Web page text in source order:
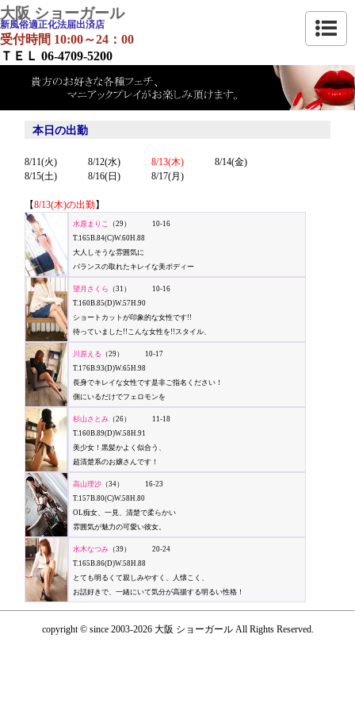
大阪 ショーガール
新風俗適正化法届出済店
受付時間 10:00～24：00
ＴＥＬ 06-4709-5200
本日の出勤
8/11(火) 8/12(水) 8/13(木)
8/14(金)
8/15(土)
8/16(日) 8/17(月)
【8/13(木)の出勤】
水原まりこ
（29） 10-16
T.165B.84(C)W.60H.88
大人しそうな雰囲気に
バランスの取れたキレイな美ボディー
望月さくら （31） 10-16
T.160B.85(D)W.57H.90
ショートカットが印象的な女性です!!
待っていました!!こんな女性を!!スタイル、
川原える （29） 10-17
T.176B.93(D)W.65H.98
長身でキレイな女性です是非ご指名ください！
側にいるだけでフェロモンを
杉山さとみ （26） 11-18
T.160B.89(D)W.58H.91
美少女！黒髪かよく似合う、
超清楚系のお嬢さんです！
高山理沙 （34） 16-23
T.157B.80(C)W.58H.80
OL痴女、一見、清楚で柔らかい
雰囲気が魅力の可愛い彼女。
水木なつみ （39） 20-24
T.165B.86(D)W.58H.88
とても明るくて親しみやすく、人懐こく、
お話好きで、一緒にいて気分が高揚する明るい性格！
copyright © since 2003-2026 大阪 ショーガール All Rights Reserved.